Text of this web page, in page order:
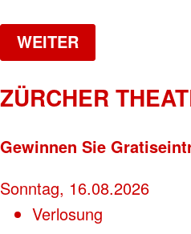
WEITER
ZÜRCHER
Gewinnen Sie
Sonntag, 16.08.2026
Verlosung